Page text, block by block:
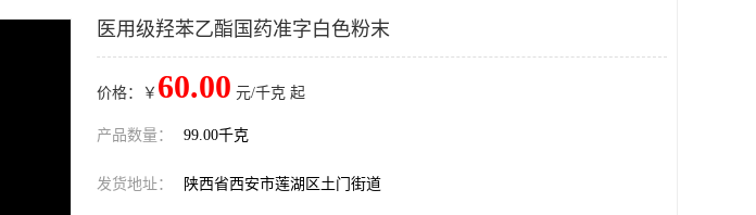
医用级羟苯乙酯国药准字白色粉末
价格：￥ 60.00 元/千克 起
产品数量： 99.00千克
发货地址： 陕西省西安市莲湖区土门街道